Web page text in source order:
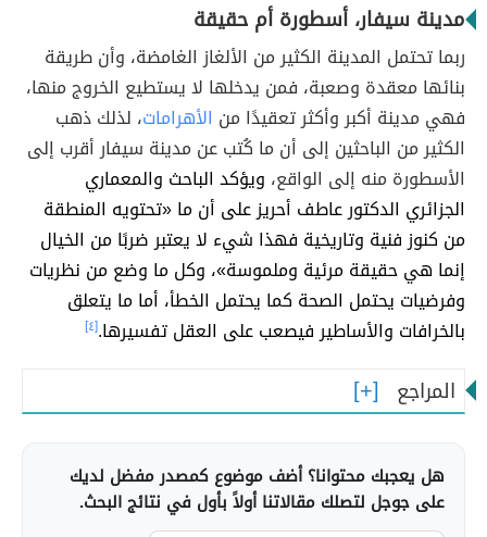
مدينة سيفار، أسطورة أم حقيقة
ربما تحتمل المدينة الكثير من الألغاز الغامضة، وأن طريقة
بنائها معقدة وصعبة، فمن يدخلها لا يستطيع الخروج منها،
فهي مدينة أكبر وأكثر تعقيدًا من الأهرامات، لذلك ذهب
الكثير من الباحثين إلى أن ما كُتب عن مدينة سيفار أقرب إلى
الأسطورة منه إلى الواقع، ويؤكد الباحث والمعماري
الجزائري الدكتور عاطف أحريز على أن ما «تحتويه المنطقة
من كنوز فنية وتاريخية فهذا شيء لا يعتبر ضربًا من الخيال
إنما هي حقيقة مرئية وملموسة»، وكل ما وضع من نظريات
وفرضيات يحتمل الصحة كما يحتمل الخطأ، أما ما يتعلق
بالخرافات والأساطير فيصعب على العقل تفسيرها.[٤]
المراجع
هل يعجبك محتوانا؟ أضف موضوع كمصدر مفضل لديك
على جوجل لتصلك مقالاتنا أولاً بأول في نتائج البحث.